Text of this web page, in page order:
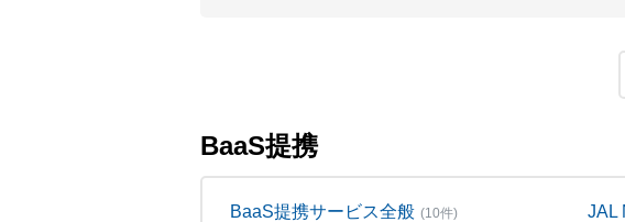
BaaS提携
BaaS提携サービス全般 (10件) JAL